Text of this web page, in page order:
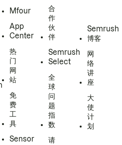
Mfour
App
Center
热
门
网
站
免
费
工
具
Sensor
合
作
伙
伴
Semrush
Select
全
球
问
题
指
数
请
Semrush
博客
网
络
讲
座
大
使
计
划